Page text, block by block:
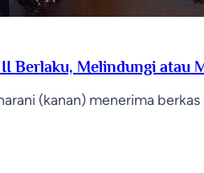
Berlaku, Melindungi atau
(kanan) menerima